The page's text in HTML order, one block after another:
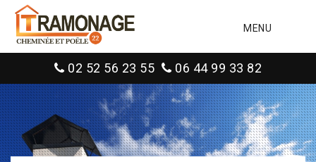
MENU
02 52 56 23 55 06 44 99 33 82